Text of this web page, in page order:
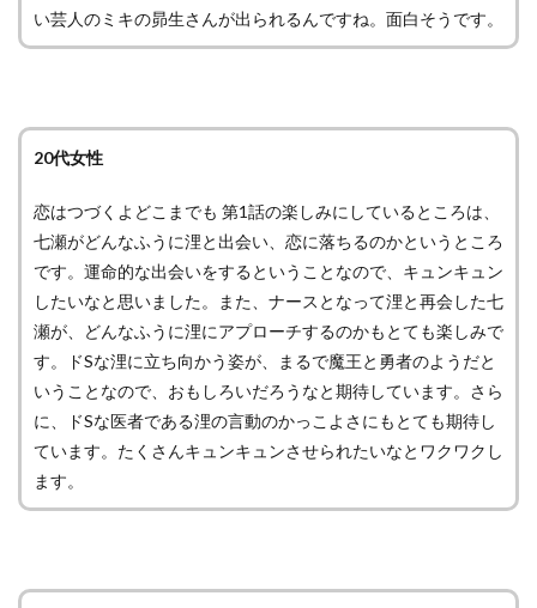
い芸人のミキの昴生さんが出られるんですね。面白そうです。
20代女性
恋はつづくよどこまでも 第1話の楽しみにしているところは、
七瀬がどんなふうに浬と出会い、恋に落ちるのかというところ
です。運命的な出会いをするということなので、キュンキュン
したいなと思いました。また、ナースとなって浬と再会した七
瀬が、どんなふうに浬にアプローチするのかもとても楽しみで
す。ドSな浬に立ち向かう姿が、まるで魔王と勇者のようだと
いうことなので、おもしろいだろうなと期待しています。さら
に、ドSな医者である浬の言動のかっこよさにもとても期待し
ています。たくさんキュンキュンさせられたいなとワクワクし
ます。